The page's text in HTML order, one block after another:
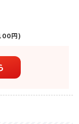
円)